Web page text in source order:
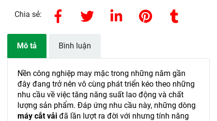
Chia sẻ:
Mô tả Bình luận
Nền công nghiệp may mặc trong những năm gần
đây đang trở nên vô cùng phát triển kéo theo những
nhu cầu về việc tăng năng suất lao động và chất
lượng sản phẩm. Đáp ứng nhu cầu này, những dòng
máy cắt vải đã lần lượt ra đời với nhưng tính năng